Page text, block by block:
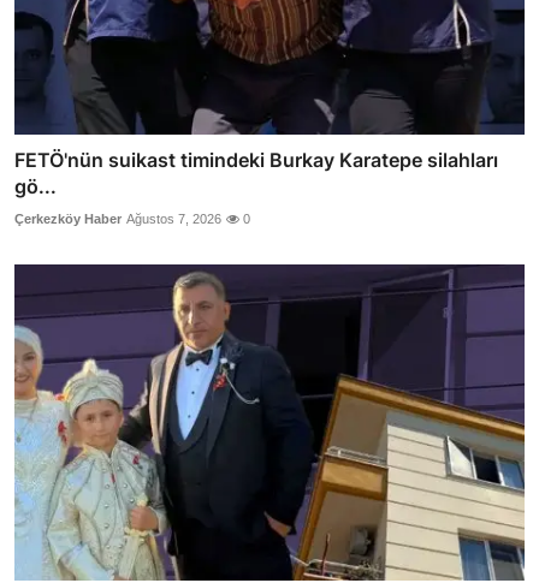
FETÖ'nün suikast timindeki Burkay Karatepe silahları
gö...
Çerkezköy Haber Ağustos 7, 2026 0